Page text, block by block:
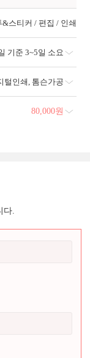
스티커 / 편집 / 인쇄
기준 3~5일 소요
털인쇄 톰슨가공
80,000원
다.